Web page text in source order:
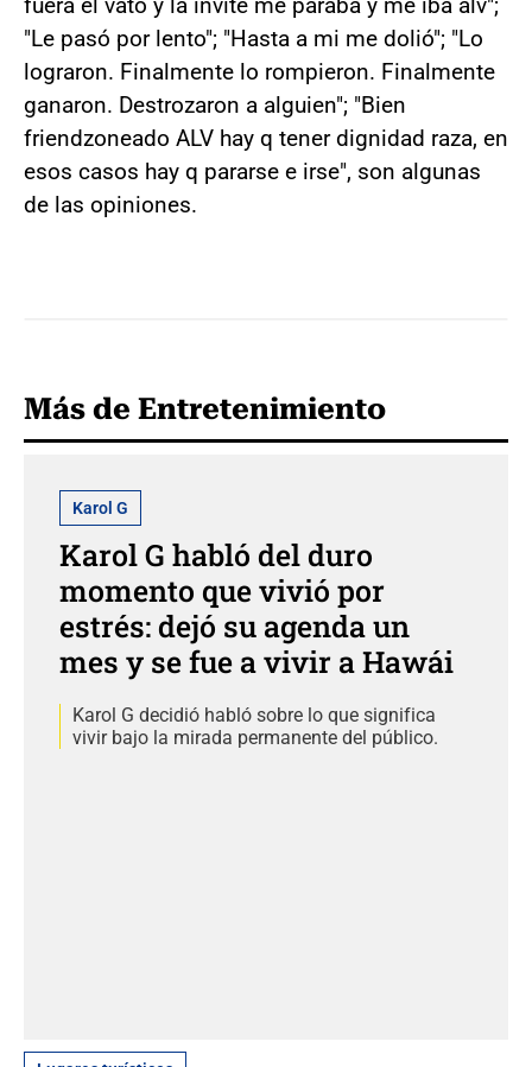
"Le pasó por lento"; "Hasta a mi me dolió"; "Lo
lograron. Finalmente lo rompieron. Finalmente
ganaron. Destrozaron a alguien"; "Bien
friendzoneado ALV hay q tener dignidad raza, en
esos casos hay q pararse e irse", son algunas
de las opiniones.
Más de Entretenimiento
Karol G
Karol G habló del duro
momento que vivió por
estrés: dejó su agenda un
mes y se fue a vivir a Hawái
Karol G decidió habló sobre lo que significa
vivir bajo la mirada permanente del público.